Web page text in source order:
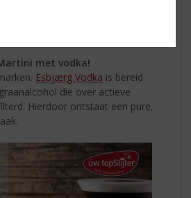
met vodka!
Esbjærg Vodka is bereid
die over actieve
Hierdoor ontstaat een pure,